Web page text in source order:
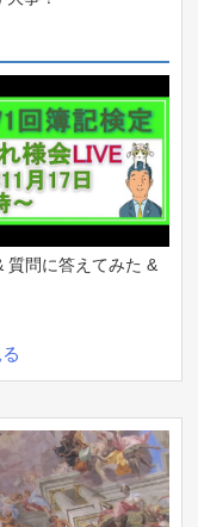
質問に答えてみた &